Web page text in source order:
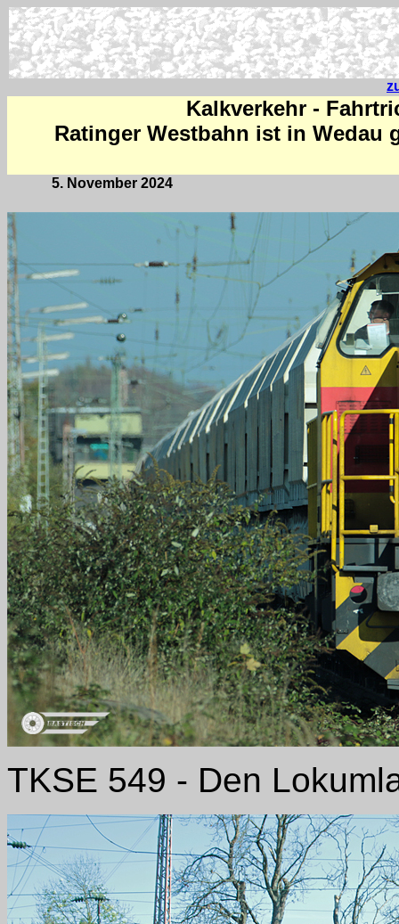
Kalkverkehr -
Ratinger Westbahn ist in Wedau
5. November 2024
TKSE 549 - Den